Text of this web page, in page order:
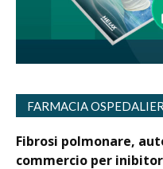
FARMACIA
Fibrosi polmonare,
commercio per